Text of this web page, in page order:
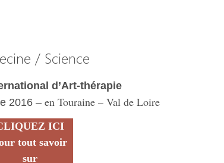
/ Science
d’Art-thérapie
2016 – en Touraine – Val de Loire
ICI
tout savoir
sur